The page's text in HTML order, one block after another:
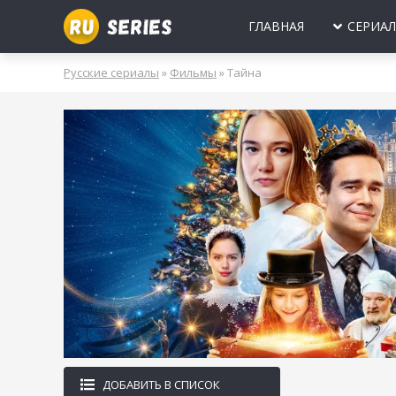
ГЛАВНАЯ
2025 2024 2023 2022 2021
РОССИЯ УКРАИНА БЕЛАРУСЬ СССР
МОЛОДЕЖНЫЕ
НОВОГОДНИЕ
ПРО ВРАЧЕЙ
ПРО
ПРО
ЛЮБОВНЫЕ
Русские сериалы » Фильмы » Тайна
ДОБАВИТЬ В СПИСОК